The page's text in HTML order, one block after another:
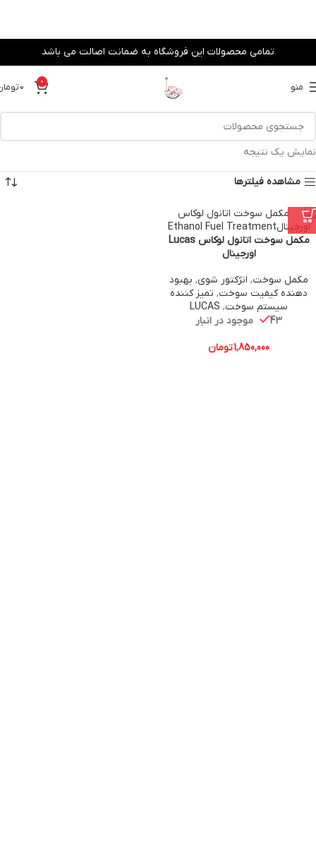
تمامی محصولات این فروشگاه به ضمانت اصالت می باشد
منو 0
0
نمایش یک نتیجه
مشاهده فیلترها
مکمل سوخت اتانول لوکاس Lucas
اورجینال
مکمل سوخت, انژکتور شوی, بهبود
دهنده کیفیت سوخت, تمیز کننده
سیستم سوخت,
LUCAS
43 موجود در انبار
1,850,000تومان